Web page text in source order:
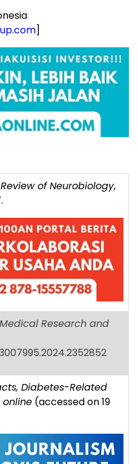
]
of Neurobiology,
Research and
Diabetes-Related
(accessed on 19